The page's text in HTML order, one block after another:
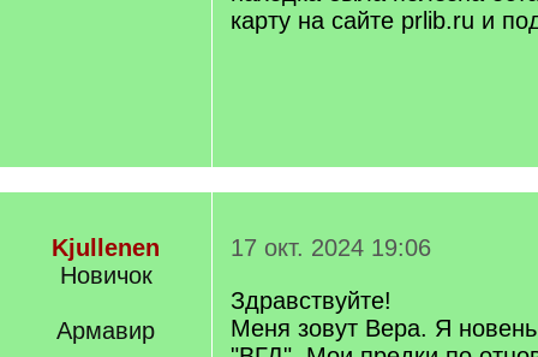
карту на сайте prlib.ru и
Kjullenen
Новичок
Армавир
17 окт. 2024 19:06
Здравствуйте!
Меня зовут Вера. Я